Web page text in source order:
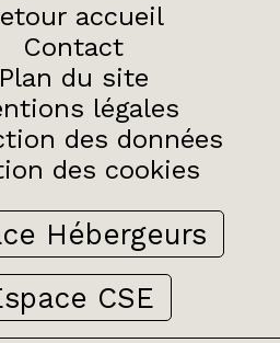
accueil
Contact
Plan du site
légales
des données
des cookies
Hébergeurs
CSE